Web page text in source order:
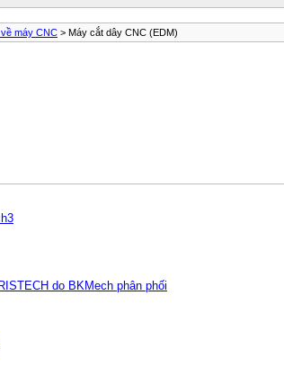
máy CNC > Máy cắt dây CNC (EDM)
do BKMech phân phối